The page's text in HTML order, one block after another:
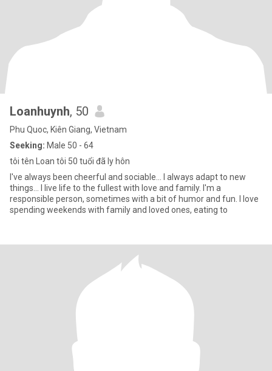
Loanhuynh, 50
Phu Quoc, Kiên Giang, Vietnam
Seeking: Male 50 - 64
tôi tên Loan tôi 50 tuổi đã ly hôn
I've always been cheerful and sociable... I always adapt to new
things... I live life to the fullest with love and family. I'm a
responsible person, sometimes with a bit of humor and fun. I love
spending weekends with family and loved ones, eating to